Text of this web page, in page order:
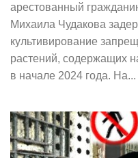
арестованный
Михаила Чудакова
культивирование
растений, содержащих
в начале 2024 года. На...